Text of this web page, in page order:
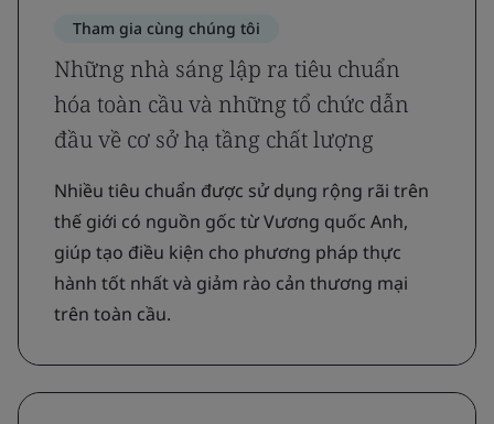
Tham gia cùng chúng tôi
Những nhà sáng lập ra tiêu chuẩn
hóa toàn cầu và những tổ chức dẫn
đầu về cơ sở hạ tầng chất lượng
Nhiều tiêu chuẩn được sử dụng rộng rãi trên
thế giới có nguồn gốc từ Vương quốc Anh,
giúp tạo điều kiện cho phương pháp thực
hành tốt nhất và giảm rào cản thương mại
trên toàn cầu.